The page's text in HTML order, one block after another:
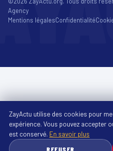
Agency
Mentions légalesConfidentialité
ZayActu utilise des cookies pour
expérience. Vous pouvez accepter
est conservé. En savoir plus
REFUSER